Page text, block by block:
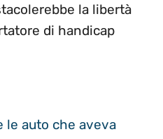
la libertà
di handicap
le auto che aveva